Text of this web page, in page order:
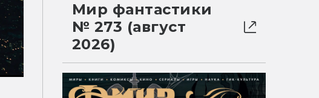
Мир фантастики
№ 273 (август
2026)